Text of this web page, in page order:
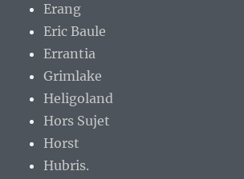
Erang
Eric Baule
Errantia
Grimlake
Heligoland
Hors Sujet
Horst
Hubris.